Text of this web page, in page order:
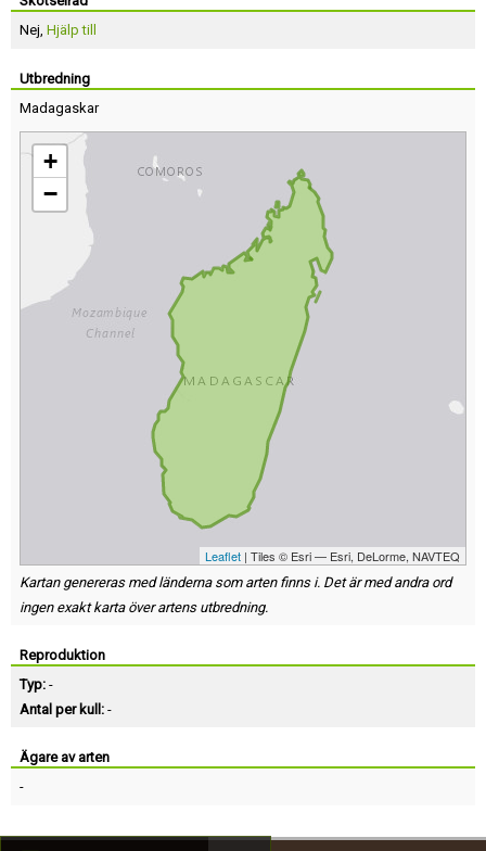
Nej, Hjälp till
Utbredning
Madagaskar
+
−
Leaflet | Tiles © Esri — Esri, DeLorme, NAVTEQ
Kartan genereras med länderna som arten finns i. Det är med andra ord
ingen exakt karta över artens utbredning.
Reproduktion
Typ: -
Antal per kull: -
Ägare av arten
-